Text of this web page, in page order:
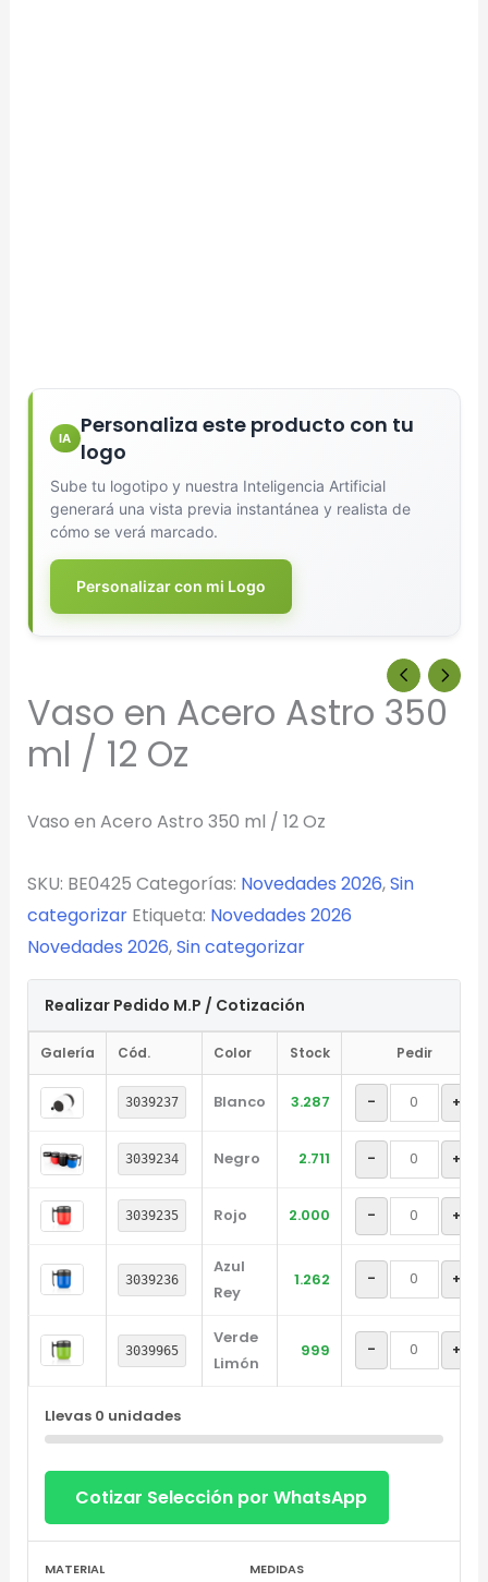
IA
Personaliza este producto con tu
logo
Sube tu logotipo y nuestra Inteligencia Artificial
generará una vista previa instantánea y realista de
cómo se verá marcado.
Personalizar con mi Logo
Vaso en Acero Astro 350
ml / 12 Oz
Vaso en Acero Astro 350 ml / 12 Oz
SKU: BE0425 Categorías: Novedades 2026,Sin
categorizar Etiqueta: Novedades 2026
Novedades 2026,Sin categorizar
Realizar Pedido M.P / Cotización
Galería Cód. Color Stock Pedir
3039237 Blanco 3.287 - +
3039234 Negro 2.711 - +
3039235 Rojo 2.000 - +
3039236
Azul
Rey
1.262 - +
3039965
Verde
Limón
999 - +
Llevas 0 unidades
Cotizar Selección por WhatsApp
MATERIAL MEDIDAS